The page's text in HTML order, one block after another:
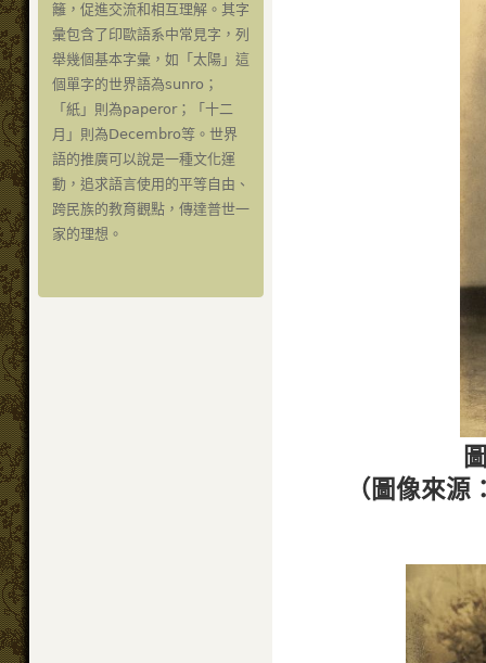
籬，促進交流和相互理解。其字
彙包含了印歐語系中常見字，列
舉幾個基本字彙，如「太陽」這
個單字的世界語為sunro；
「紙」則為paperor；「十二
月」則為Decembro等。世界
語的推廣可以說是一種文化運
動，追求語言使用的平等自由、
跨民族的教育觀點，傳達普世一
家的理想。
（圖像來源